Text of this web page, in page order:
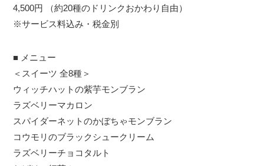
4,500円 （約20種のドリンクおかわり自由）
※サービス料込み・税金別
■ メニュー
＜スイーツ 全8種＞
ウィッチハットの紫芋モンブラン
ラズベリーマカロン
スパイダーネットのかぼちゃモンブラン
コウモリのブラックシュークリーム
ラズベリーチョコタルト